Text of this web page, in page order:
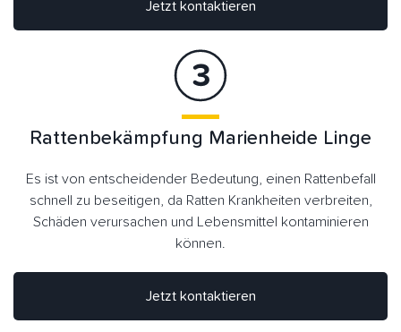
Jetzt kontaktieren
Rattenbekämpfung Marienheide Linge
Es ist von entscheidender Bedeutung, einen Rattenbefall
schnell zu beseitigen, da Ratten Krankheiten verbreiten,
Schäden verursachen und Lebensmittel kontaminieren
können.
Jetzt kontaktieren